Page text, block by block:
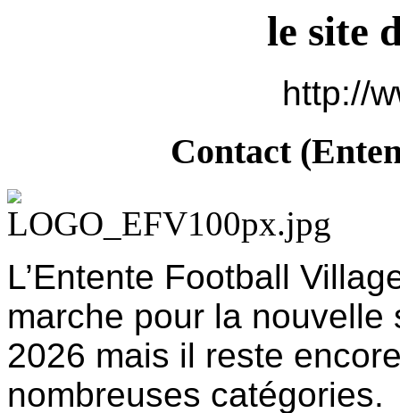
le site
http://
Contact
L’Entente Football
marche pour la
2026 mais il reste
nombreuses catégories.